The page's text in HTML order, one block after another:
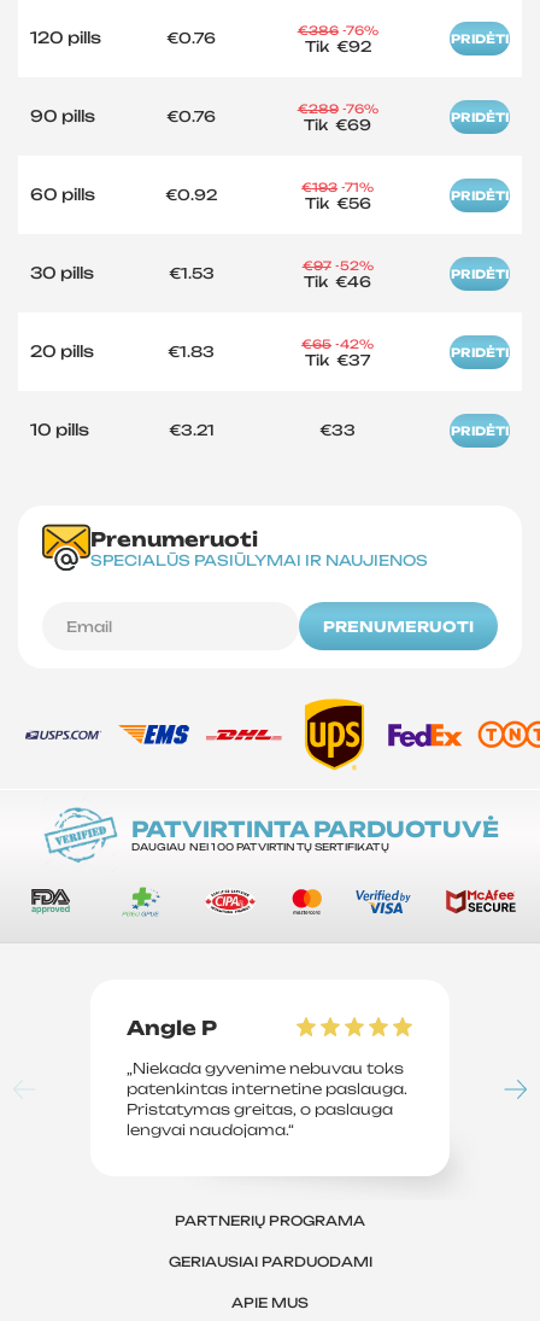
120 pills €0.76 €386 -76%
Tik €92 PRIDĖTI
90 pills €0.76 €289 -76%
Tik€69 PRIDĖTI
60 pills €0.92 €193 -71%
Tik €56 PRIDĖTI
30 pills €1.53 €97 -52%
Tik€46 PRIDĖTI
20 pills €1.83 €65 -42%
Tik€37 PRIDĖTI
10 pills €3.21 €33 PRIDĖTI
Prenumeruoti
SPECIALŪS PASIŪLYMAI IR NAUJIENOS
PRENUMERUOTI
PATVIRTINTA PARDUOTUVĖ
DAUGIAU NEI 100 PATVIRTINTŲ SERTIFIKATŲ
Angle P
„Niekada gyvenime nebuvau toks
patenkintas internetine paslauga.
Pristatymas greitas, o paslauga
lengvai naudojama.“
PARTNERIŲ PROGRAMA
GERIAUSIAI PARDUODAMI
APIE MUS